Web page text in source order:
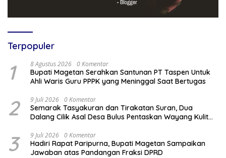
Terpopuler
1 8 Agustus 2026 0 Komentar
Bupati Magetan Serahkan Santunan PT Taspen Untuk
Ahli Waris Guru PPPK yang Meninggal Saat Bertugas
2 9 Juli 2026 0 Komentar
Semarak Tasyakuran dan Tirakatan Suran, Dua
Dalang Cilik Asal Desa Bulus Pentaskan Wayang Kulit
3 9 Juli 2026 0 Komentar
Hadiri Rapat Paripurna, Bupati Magetan Sampaikan
Jawaban atas Pandangan Fraksi DPRD